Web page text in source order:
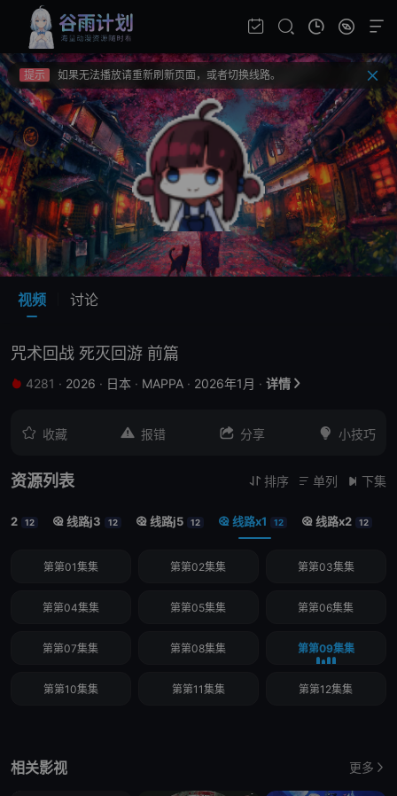
提示
不要轻易相信视频中的广告，谨防上当受骗!
提示
提示
视频载入速度跟网速有关，请耐心等待几秒钟。
提示
不要轻易相信视频中的广告，谨防上当受骗!
视频 讨论
咒术回战 死灭回游 前篇
 4281 · 2026 · 日本 · MAPPA · 2026年1月 · 详情 
 收藏  报错  分享  小技巧
资源列表  排序  单列  下集
j2 12  线路j3 12  线路j5 12  线路x1 12  线路x2 12
第第01集集 第第02集集 第第03集集
第第04集集 第第05集集 第第06集集
第第07集集 第第08集集 第第09集集
第第10集集 第第11集集 第第12集集
相关影视 更多